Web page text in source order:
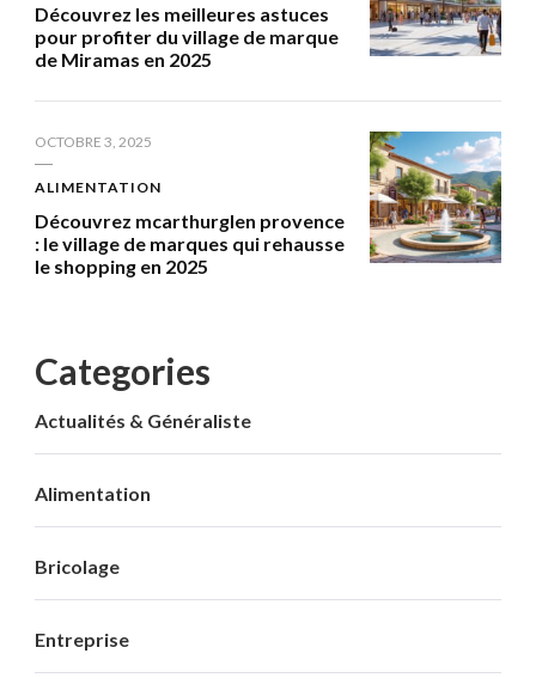
Découvrez les meilleures astuces
pour profiter du village de marque
de Miramas en 2025
OCTOBRE 3, 2025
ALIMENTATION
Découvrez mcarthurglen provence
: le village de marques qui rehausse
le shopping en 2025
Categories
Actualités & Généraliste
Alimentation
Bricolage
Entreprise